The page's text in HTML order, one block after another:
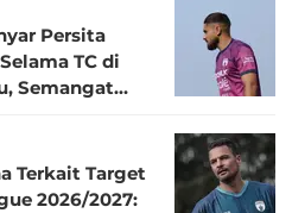
Persita
TC di
Semangat
Terkait Target
2026/2027: